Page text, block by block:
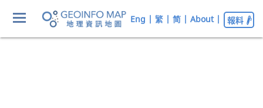
Eng | 繁 | 简 | About | 報料